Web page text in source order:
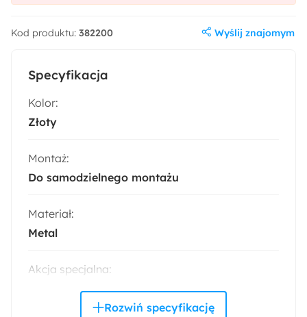
Specyfikacja
Kolor:
Złoty
Montaż:
Do samodzielnego montażu
Materiał:
Metal
Akcja specjalna:
Kod produktu: 382200 Wyślij znajomym